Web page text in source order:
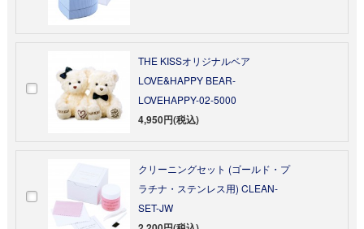
THE KISSオリジナルベア
LOVE&HAPPY BEAR-
LOVEHAPPY-02-5000
4,950円(税込)
クリーニングセット (ゴールド・プ
ラチナ・ステンレス用) CLEAN-
SET-JW